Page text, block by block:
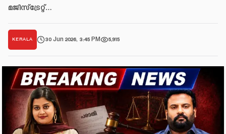
മജിസ്‌ട്രേറ്റ്…
KERALA 30 Jun 2026, 3:45 PM 5,915